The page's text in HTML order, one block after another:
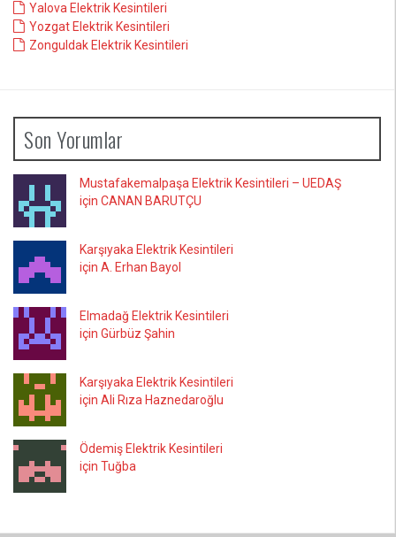
Yalova Elektrik Kesintileri
Yozgat Elektrik Kesintileri
Zonguldak Elektrik Kesintileri
Son Yorumlar
Mustafakemalpaşa Elektrik Kesintileri – UEDAŞ
için CANAN BARUTÇU
Karşıyaka Elektrik Kesintileri
için A. Erhan Bayol
Elmadağ Elektrik Kesintileri
için Gürbüz Şahin
Karşıyaka Elektrik Kesintileri
için Ali Rıza Haznedaroğlu
Ödemiş Elektrik Kesintileri
için Tuğba